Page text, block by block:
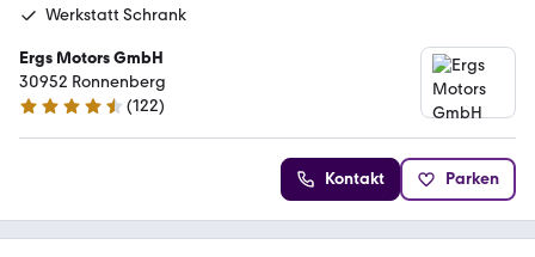
Werkstatt Schrank
Ergs Motors GmbH
30952 Ronnenberg
4.6 Sterne
(122)
Kontakt Parken